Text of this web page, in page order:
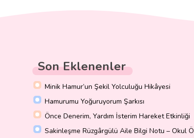
Son Eklenenler
Minik Hamur’un Şekil Yolculuğu Hikâyesi
Hamurumu Yoğuruyorum Şarkısı
Önce Denerim, Yardım İsterim Hareket Etkinliği
Sakinleşme Rüzgârgülü Aile Bilgi Notu – Okul